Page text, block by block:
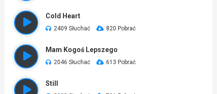
Cold Heart
2409 Słuchać 820 Pobrać
Mam Kogoś Lepszego
2046 Słuchać 613 Pobrać
Still